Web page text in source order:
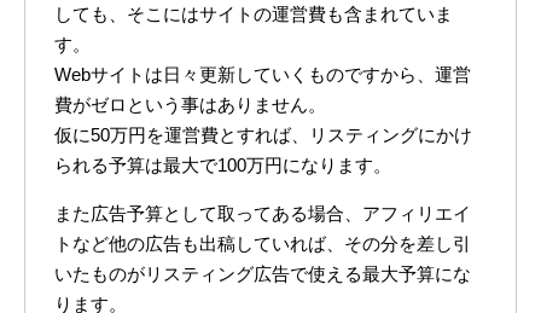
しても、そこにはサイトの運営費も含まれていま
す。
Webサイトは日々更新していくものですから、運営
費がゼロという事はありません。
仮に50万円を運営費とすれば、リスティングにかけ
られる予算は最大で100万円になります。
また広告予算として取ってある場合、アフィリエイ
トなど他の広告も出稿していれば、その分を差し引
いたものがリスティング広告で使える最大予算にな
ります。